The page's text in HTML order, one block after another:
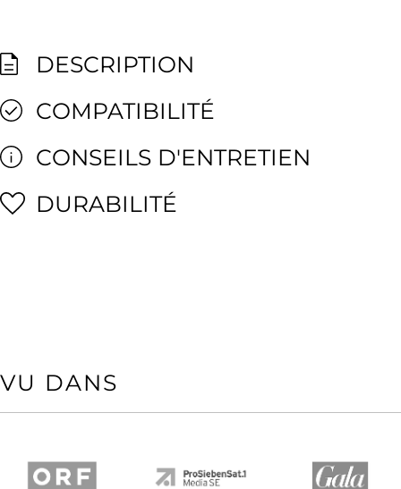
DESCRIPTION
COMPATIBILITÉ
CONSEILS D'ENTRETIEN
DURABILITÉ
VU DANS